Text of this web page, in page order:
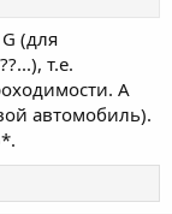
для тягового
выломает.
И кроме того
вершина
к
Таким
недостаток
(для
т.е.
А
автомобиль).